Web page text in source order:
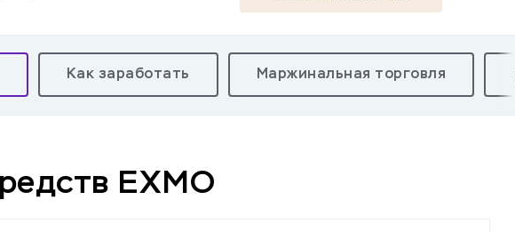
Как заработать Маржинальная торговля
EXMO